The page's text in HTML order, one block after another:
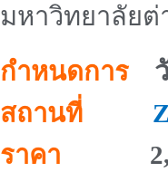
มหาวิทยาลัยต่
กำหนดการ
สถานที่
ราคา